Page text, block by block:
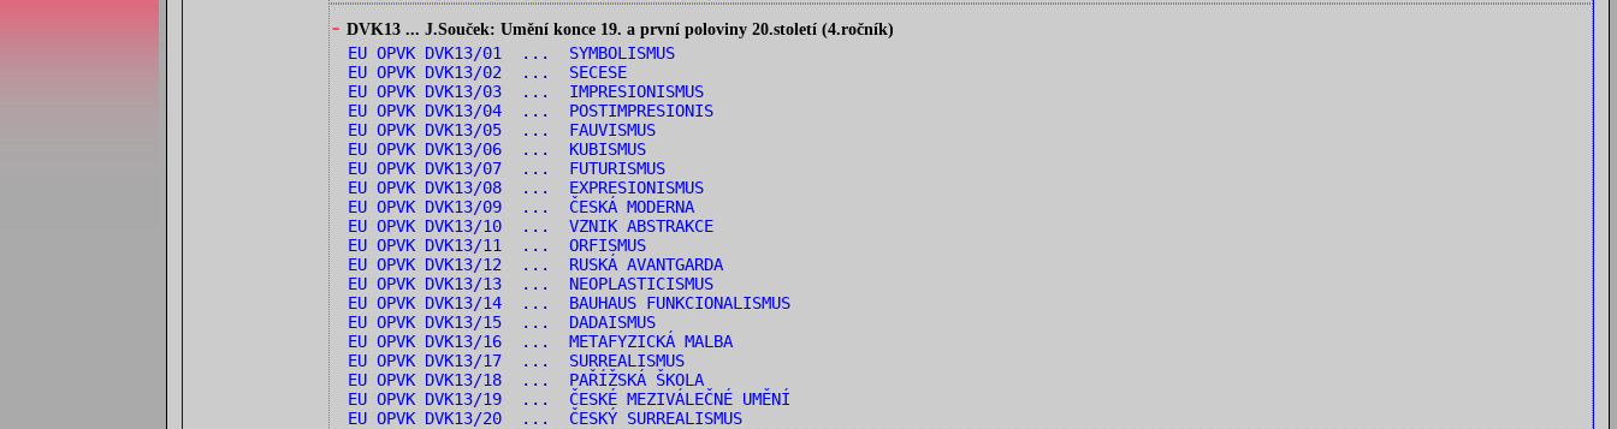
- DVK13 ... J.Souček: Umění konce 19. a první poloviny 20.století (4.ročník)
EU OPVK DVK13/01 ... SYMBOLISMUS
EU OPVK DVK13/02 ... SECESE
EU OPVK DVK13/03 ... IMPRESIONISMUS
EU OPVK DVK13/04 ... POSTIMPRESIONIS
EU OPVK DVK13/05 ... FAUVISMUS
EU OPVK DVK13/06 ... KUBISMUS
EU OPVK DVK13/07 ... FUTURISMUS
EU OPVK DVK13/08 ... EXPRESIONISMUS
EU OPVK DVK13/09 ... ČESKÁ MODERNA
EU OPVK DVK13/10 ... VZNIK ABSTRAKCE
EU OPVK DVK13/11 ... ORFISMUS
EU OPVK DVK13/12 ... RUSKÁ AVANTGARDA
EU OPVK DVK13/13 ... NEOPLASTICISMUS
EU OPVK DVK13/14 ... BAUHAUS FUNKCIONALISMUS
EU OPVK DVK13/15 ... DADAISMUS
EU OPVK DVK13/16 ... METAFYZICKÁ MALBA
EU OPVK DVK13/17 ... SURREALISMUS
EU OPVK DVK13/18 ... PAŘÍŽSKÁ ŠKOLA
EU OPVK DVK13/19 ... ČESKÉ MEZIVÁLEČNÉ UMĚNÍ
EU OPVK DVK13/20 ... ČESKÝ SURREALISMUS